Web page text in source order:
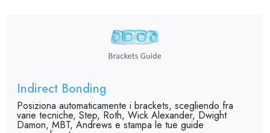
Indirect Bonding
Posiziona automaticamente i brackets, scegliendo fra
varie tecniche, Step, Roth, Wick Alexander, Dwight
Damon, MBT, Andrews e stampa le tue guide